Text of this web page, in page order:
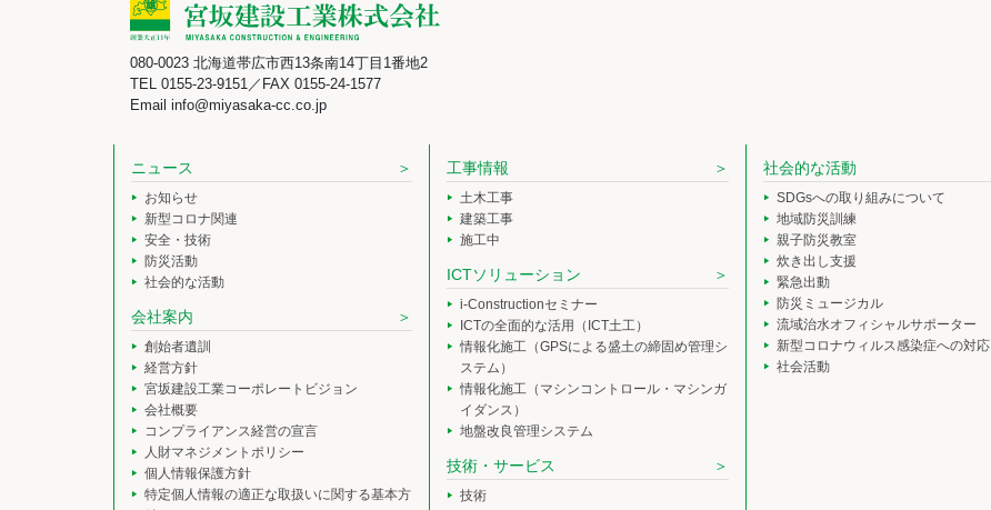
080-0023 北海道帯広市西13条南14丁目1番地2
TEL 0155-23-9151／FAX 0155-24-1577
Email info@miyasaka-cc.co.jp
ニュース
お知らせ
新型コロナ関連
安全・技術
防災活動
社会的な活動
会社案内
創始者遺訓
経営方針
宮坂建設工業コーポレートビジョン
会社概要
コンプライアンス経営の宣言
人財マネジメントポリシー
個人情報保護方針
特定個人情報の適正な取扱いに関する基本方
工事情報
土木工事
建築工事
施工中
ICTソリューション
i-Constructionセミナー
ICTの全面的な活用（ICT土工）
情報化施工（GPSによる盛土の締固め管理シ
ステム）
情報化施工（マシンコントロール・マシンガ
イダンス）
地盤改良管理システム
技術・サービス
技術
社会的な活動
SDGsへの取り組みについて
地域防災訓練
親子防災教室
炊き出し支援
緊急出動
防災ミュージカル
流域治水オフィシャルサポーター
新型コロナウィルス感染症への対応
社会活動